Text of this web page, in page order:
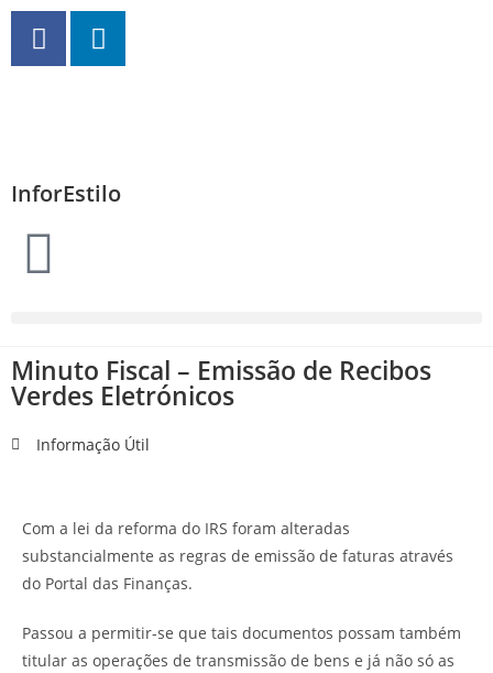
InforEstilo
Minuto Fiscal – Emissão de Recibos
Verdes Eletrónicos
Informação Útil
Com a lei da reforma do IRS foram alteradas
substancialmente as regras de emissão de faturas através
do Portal das Finanças.
Passou a permitir-se que tais documentos possam também
titular as operações de transmissão de bens e já não só as